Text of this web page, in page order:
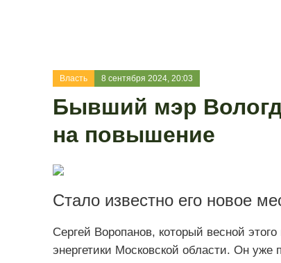
Власть 8 сентября 2024, 20:03
Бывший мэр
на повышение
Стало известно его новое
Сергей Воропанов, который весной
энергетики Московской области. Он уже